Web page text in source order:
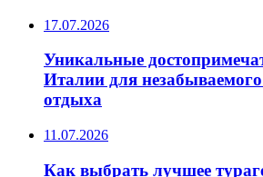
17.07.2026
Уникальные
Италии для незабываемого
отдыха
11.07.2026
Как выбрать лучшее